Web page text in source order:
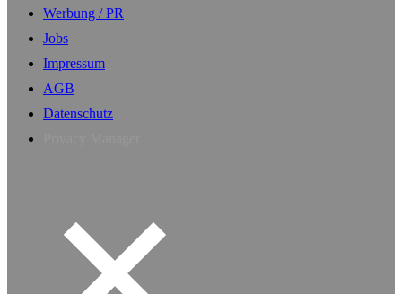
Werbung / PR
Jobs
Impressum
AGB
Datenschutz